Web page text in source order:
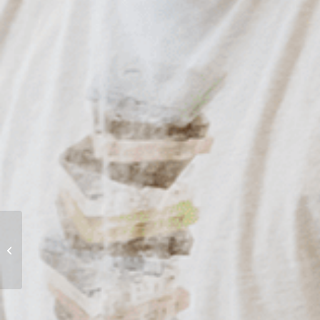
Ambioner mise sur la
continuité et la relève
interne